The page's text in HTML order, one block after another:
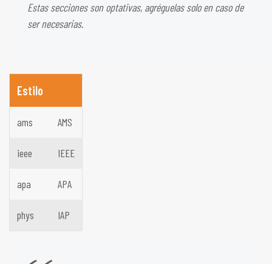
Estas secciones son optativas, agréguelas solo en caso de
ser necesarias.
Estilo
ams AMS
ieee IEEE
apa APA
phys IAP